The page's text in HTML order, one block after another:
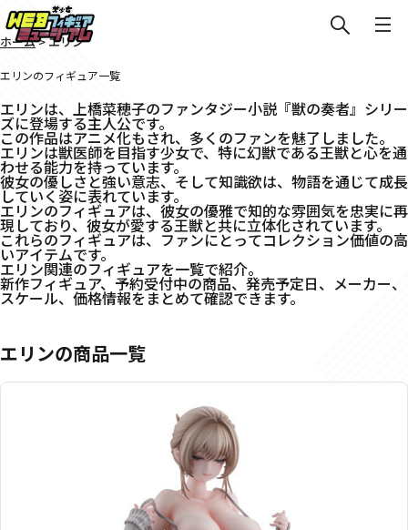
ホーム>エリン
エリンのフィギュア一覧
エリンは、上橋菜穂子のファンタジー小説『獣の奏者』シリー
ズに登場する主人公です。
この作品はアニメ化もされ、多くのファンを魅了しました。
エリンは獣医師を目指す少女で、特に幻獣である王獣と心を通
わせる能力を持っています。
彼女の優しさと強い意志、そして知識欲は、物語を通じて成長
していく姿に表れています。
エリンのフィギュアは、彼女の優雅で知的な雰囲気を忠実に再
現しており、彼女が愛する王獣と共に立体化されています。
これらのフィギュアは、ファンにとってコレクション価値の高
いアイテムです。
エリン関連のフィギュアを一覧で紹介。
新作フィギュア、予約受付中の商品、発売予定日、メーカー、
スケール、価格情報をまとめて確認できます。
エリンの商品一覧